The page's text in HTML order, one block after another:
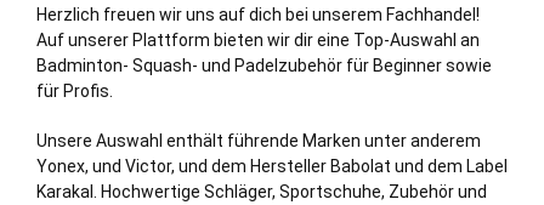
Herzlich freuen wir uns auf dich bei unserem Fachhandel!
Auf unserer Plattform bieten wir dir eine Top-Auswahl an
Badminton- Squash- und Padelzubehör für Beginner sowie
für Profis.
Unsere Auswahl enthält führende Marken unter anderem
Yonex, und Victor, und dem Hersteller Babolat und dem Label
Karakal. Hochwertige Schläger, Sportschuhe, Zubehör und